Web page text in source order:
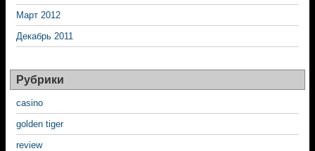
Март 2012
Декабрь 2011
Рубрики
casino
golden tiger
review